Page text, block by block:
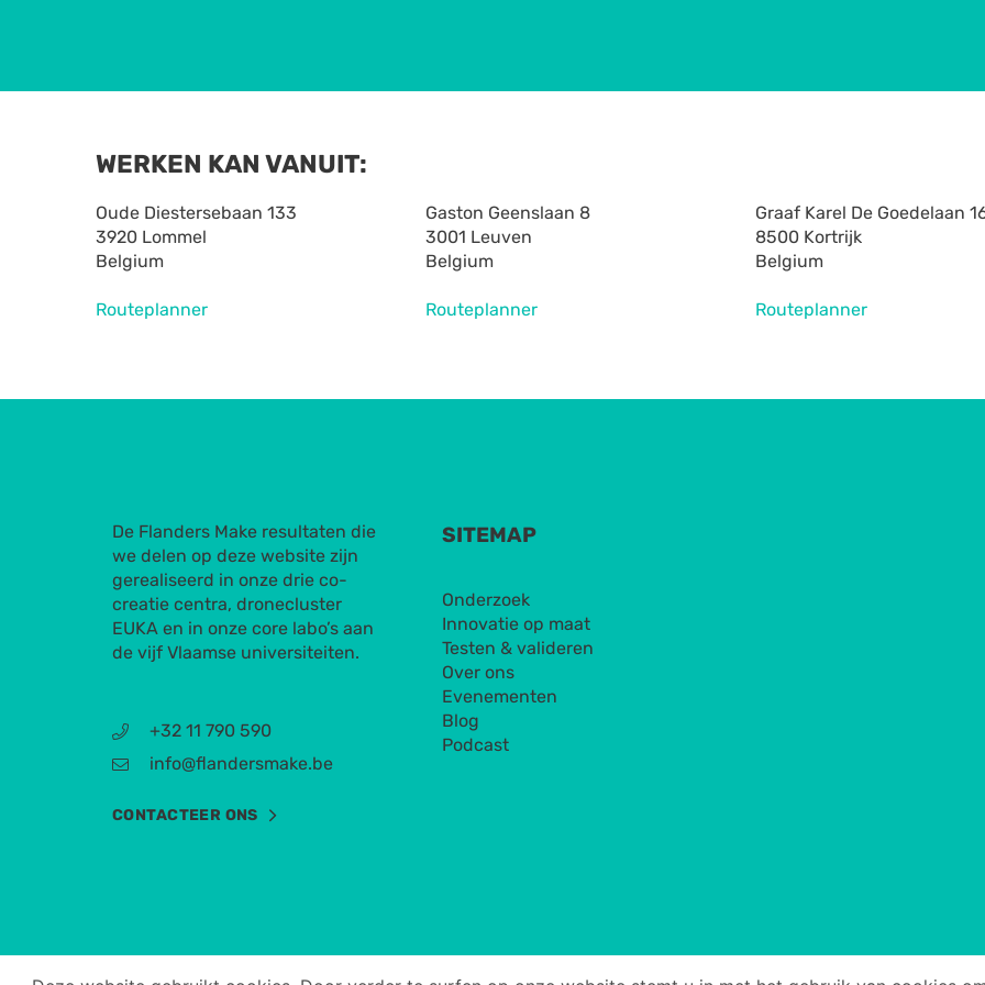
WERKEN KAN VANUIT:
Oude Diestersebaan 133
3920 Lommel
Belgium
Routeplanner
Gaston Geenslaan 8
3001 Leuven
Belgium
Routeplanner
Graaf Karel De Goedelaan
8500 Kortrijk
Belgium
Routeplanner
De Flanders Make resultaten die
we delen op deze website zijn
gerealiseerd in onze drie co-
creatie centra, dronecluster
EUKA en in onze core labo’s aan
de vijf Vlaamse universiteiten.
+32 11 790 590
info@flandersmake.be
CONTACTEER ONS
SITEMAP
Onderzoek
Innovatie op maat
Testen & valideren
Over ons
Evenementen
Blog
Podcast